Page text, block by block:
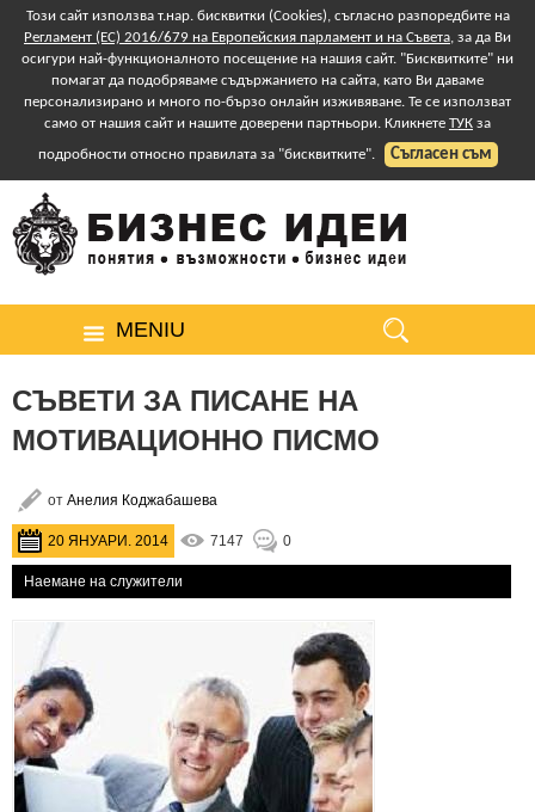
Този сайт използва т.нар. бисквитки (Cookies), съгласно разпоредбите на
Регламент (ЕС) 2016/679 на Европейския парламент и на Съвета, за да Ви
осигури най-функционалното посещение на нашия сайт. "Бисквитките" ни
помагат да подобряваме съдържанието на сайта, като Ви даваме
персонализирано и много по-бързо онлайн изживяване. Те се използват
само от нашия сайт и нашите доверени партньори. Кликнете ТУК за
подробности относно правилата за "бисквитките".
Съгласен съм
MENIU
СЪВЕТИ ЗА ПИСАНЕ НА
МОТИВАЦИОННО ПИСМО
от Анелия Коджабашева
7147 0
20 ЯНУАРИ. 2014
Наемане на служители